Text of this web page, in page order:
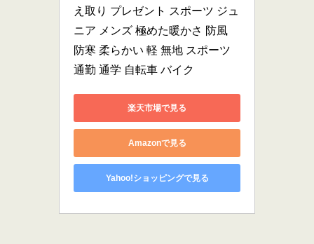
え取り プレゼント スポーツ ジュ
ニア メンズ 極めた暖かさ 防風
防寒 柔らかい 軽 無地 スポーツ
通勤 通学 自転車 バイク
楽天市場で見る
Amazonで見る
Yahoo!ショッピングで見る